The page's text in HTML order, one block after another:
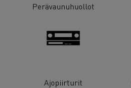
Perävaunuhuollot
Ajopiirturit